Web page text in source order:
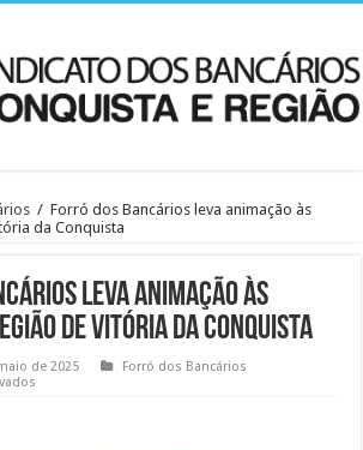
/ Forró dos Bancários leva animação às
da Conquista
leva animação às
de Vitória da Conquista
de 2025
Forró dos Bancários